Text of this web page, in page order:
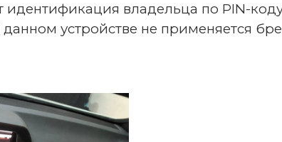
идентификация владельца по PIN-
устройстве не применяется